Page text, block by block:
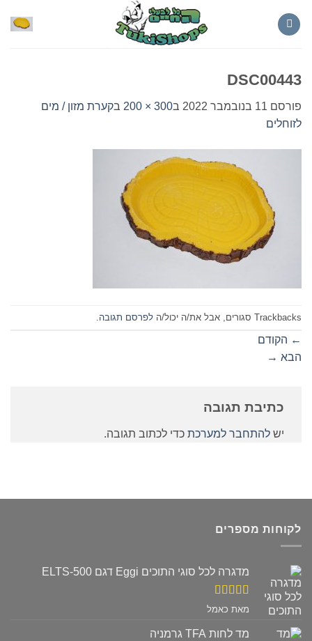
DSC00443
פורסם 11 בנובמבר 2022 ב300 × 200 בקערת מזון / מים
לזוחלים
Trackbacks סגורים, אבל את/ה יכול/ה לפרסם תגובה
← הקודם
הבא →
כתיבת תגובה
יש להתחבר למערכת כדי לכתוב תגובה.
לקוחות מספרים
מדגרה לכל סוגי התוכים Eggi דגם ELTS-500
דורג 5מתוך
מאת כאמל
מד לחות TFA גרמניה